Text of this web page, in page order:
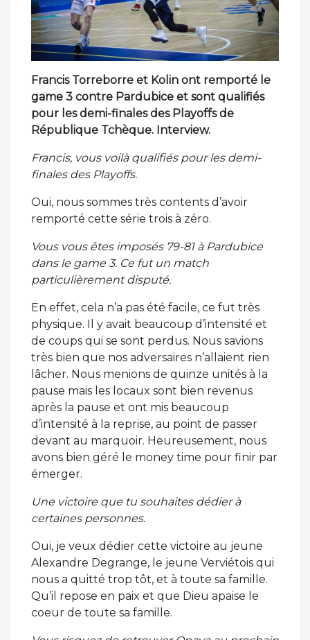
Francis Torreborre et Kolin ont remporté le
game 3 contre Pardubice et sont qualifiés
pour les demi-finales des Playoffs de
République Tchèque. Interview.
Francis, vous voilà qualifiés pour les demi-
finales des Playoffs.
Oui, nous sommes très contents d’avoir
remporté cette série trois à zéro.
Vous vous êtes imposés 79-81 à Pardubice
dans le game 3. Ce fut un match
particulièrement disputé.
En effet, cela n’a pas été facile, ce fut très
physique. Il y avait beaucoup d’intensité et
de coups qui se sont perdus. Nous savions
très bien que nos adversaires n’allaient rien
lâcher. Nous menions de quinze unités à la
pause mais les locaux sont bien revenus
après la pause et ont mis beaucoup
d’intensité à la reprise, au point de passer
devant au marquoir. Heureusement, nous
avons bien géré le money time pour finir par
émerger.
Une victoire que tu souhaites dédier à
certaines personnes.
Oui, je veux dédier cette victoire au jeune
Alexandre Degrange, le jeune Verviétois qui
nous a quitté trop tôt, et à toute sa famille.
Qu’il repose en paix et que Dieu apaise le
coeur de toute sa famille.